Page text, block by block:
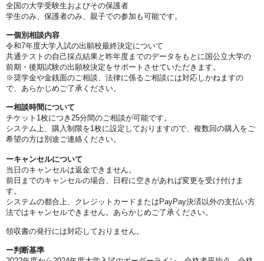
全国の大学受験生およびその保護者
学生のみ、保護者のみ、親子での参加も可能です。
ー個別相談内容
令和7年度大学入試の出願校最終決定について
共通テストの自己採点結果と昨年度までのデータをもとに国公立大学の
前期・後期試験の出願校決定をサポートさせていただきます。
※奨学金や金銭面のご相談、法律に係るご相談には対応しかねますの
で、あらかじめご了承ください。
ー相談時間について
チケット1枚につき25分間のご相談が可能です。
システム上、購入制限を1枚に設定しておりますので、複数回の購入をご
希望の方は別途ご連絡ください。
ーキャンセルについて
当日のキャンセルは返金できません。
前日までのキャンセルの場合、日程に空きがあれば変更を受け付けま
す。
システムの都合上、クレジットカードまたはPayPay決済以外の支払い方
法ではキャンセルできません。あらかじめご了承ください。
領収書の発行には対応しておりません。
ー判断基準